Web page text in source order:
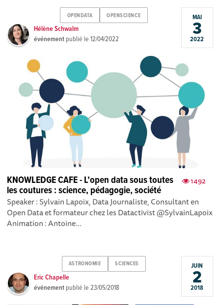
OPENDATA OPENSCIENCE
Hélène Schwalm
événement publié le12/04/2022
MAI
3
2022
1492
KNOWLEDGE CAFE - L’open data sous toutes
les coutures : science, pédagogie, société
Speaker : Sylvain Lapoix, Data Journaliste, Consultant en
Open Data et formateur chez les Datactivist @SylvainLapoix
Animation : Antoine...
ASTRONOMIE SCIENCES
Eric Chapelle
événement publié le23/05/2018
JUIN
2
2018